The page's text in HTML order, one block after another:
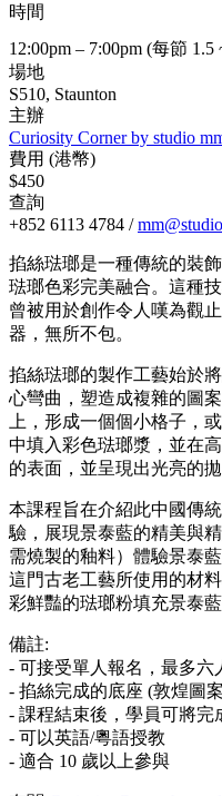
時間
12:00pm – 7:00pm (每節
場地
S510, Staunton
主辦
Curiosity Corner by studio
費用 (港幣)
$450
查詢
+852 6113 4784 /
掐絲琺瑯是一種傳統的裝
琺瑯色彩完美融合。這種
曾被用於創作令人嘆為觀
器，無所不包。
掐絲琺瑯的製作工藝始於
心彎曲，塑造成複雜的圖
上，形成一個個小格子，
中填入彩色琺瑯漿，並在
的表面，並呈現出光亮的拋
本課程旨在介紹此中國傳
驗，展現景泰藍的精美與
需燒製的釉料）體驗景泰
這門古老工藝所使用的材
彩鮮豔的琺瑯粉填充景泰藍
備註:
- 可接受單人報名，最多六
- 掐絲完成的底座 (敦煌圖
- 課程結束後，學員可將完
- 可以英語/粵語授教
- 適合 10 歲以上參與